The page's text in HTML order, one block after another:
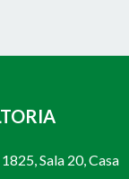
Sala 20, Casa